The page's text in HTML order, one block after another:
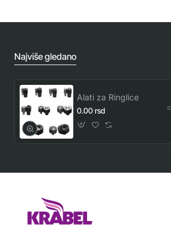
Najviše gledano
Alati za Ringlice
0.00 rsd